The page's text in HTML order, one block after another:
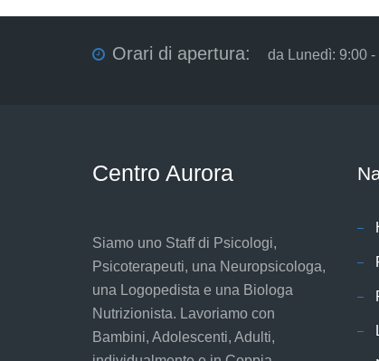
Orari di apertura: da Lunedì: 9:00
Centro Aurora
Siamo uno Staff di Psicologi,
Psicoterapeuti, una Neuropsicologa,
una Logopedista e una Biologa
Nutrizionista. Lavoriamo con
Bambini, Adolescenti, Adulti,